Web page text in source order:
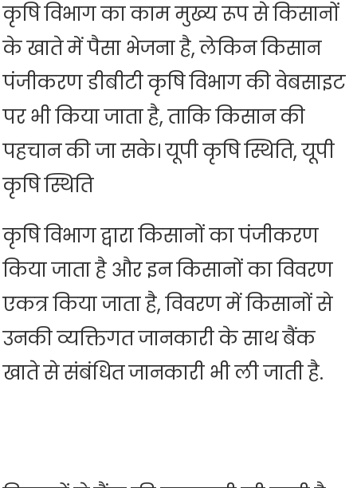
कृषि विभाग का काम मुख्य रूप से किसानों
के खाते में पैसा भेजना है, लेकिन किसान
पंजीकरण डीबीटी कृषि विभाग की वेबसाइट
पर भी किया जाता है, ताकि किसान की
पहचान की जा सके। यूपी कृषि स्थिति, यूपी
कृषि स्थिति
कृषि विभाग द्वारा किसानों का पंजीकरण
किया जाता है और इन किसानों का विवरण
एकत्र किया जाता है, विवरण में किसानों से
उनकी व्यक्तिगत जानकारी के साथ बैंक
खाते से संबंधित जानकारी भी ली जाती है.